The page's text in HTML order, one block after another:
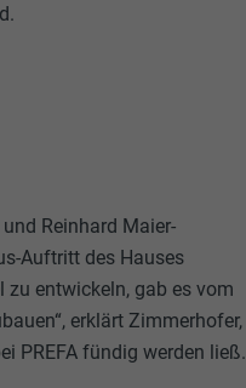
Reinhard Maier-
Auftritt des Hauses
zu entwickeln, gab es vom
erklärt Zimmerhofer,
PREFA fündig werden ließ.